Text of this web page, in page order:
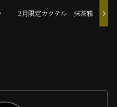
2月限定カクテル 抹茶雅